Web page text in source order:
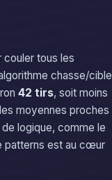
couler tous les
chasse/cible
42 tirs, soit moins
moyennes proches
logique, comme le
patterns est au cœur